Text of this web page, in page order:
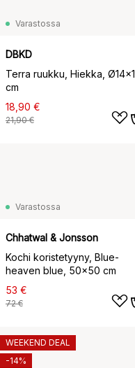
Varastossa
DBKD
Terra ruukku, Hiekka,
cm
18,90 €
21,90 €
Varastossa
Chhatwal & Jonsson
Kochi koristetyyny, Blue-
heaven blue, 50x50 cm
53 €
72 €
WEEKEND DEAL
-14%